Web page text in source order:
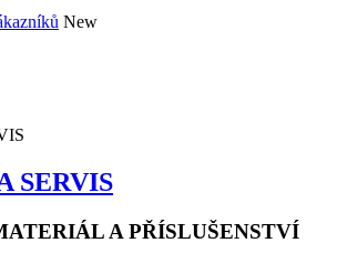
New
SERVIS
A PŘÍSLUŠENSTVÍ